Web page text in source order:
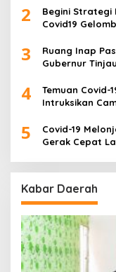
2
Begini Strategi
Covid19
3
Ruang Inap
Gubernur
4
Temuan
Intruksikan
5
Covid-19
Gerak Cepat
Kabar Daerah